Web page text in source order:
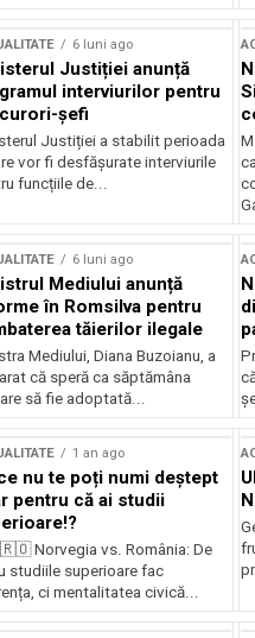
6 luni ago
Justiției anunță
interviurilor pentru
șefi
Justiției a stabilit perioada
vor fi desfășurate interviurile
funcțiile de...
6 luni ago
Mediului anunță
în Romsilva pentru
tăierilor ilegale
Mediului, Diana Buzoianu, a
că speră ca săptămâna
să fie adoptată...
1 an ago
nu te poți numi deștept
pentru că ai studii
Norvegia vs. România: De
studiile superioare fac
ci mentalitatea civică...